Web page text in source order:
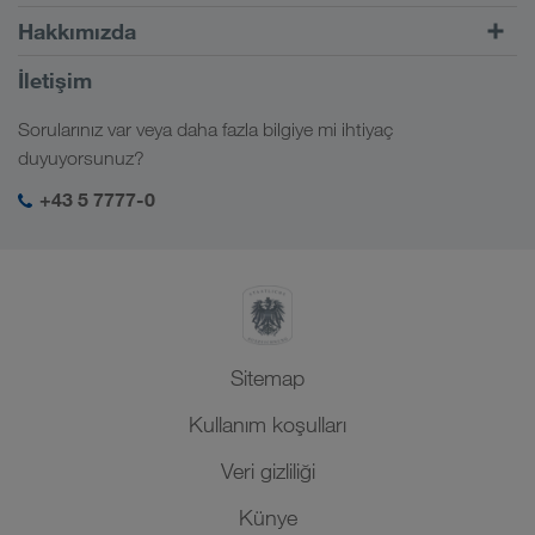
CONNECT müşteri portalı
Dijital çözümler
Sektör çözümleri
LKW WALTER girişim
Avrupa
Kafkas
Orta Asya
Orta Doğu
Kuzey Afrika
Hakkımızda
Şirket bilgileri
Sosyal sorumluluk
İletişim
Sorularınız var veya daha fazla bilgiye mi ihtiyaç
duyuyorsunuz?
+43 5 7777-0
Sitemap
Kullanım koşulları
Veri gizliliği
Künye